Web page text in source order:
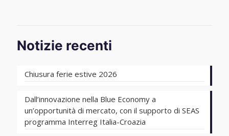
Notizie recenti
Chiusura ferie estive 2026
Dall’innovazione nella Blue Economy a
un’opportunità di mercato, con il supporto di SEAS
programma Interreg Italia-Croazia